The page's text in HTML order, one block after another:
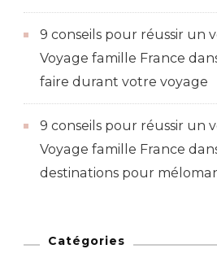
9 conseils pour réussir un
Voyage famille France
faire durant votre voyage
9 conseils pour réussir un
Voyage famille France
destinations pour
Catégories